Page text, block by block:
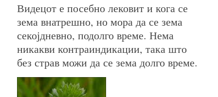
Видецот е посебно лековит и кога се
зема внатрешно, но мора да се зема
секојдневно, подолго време. Нема
никакви контраиндикации, така што
без страв можи да се зема долго време.